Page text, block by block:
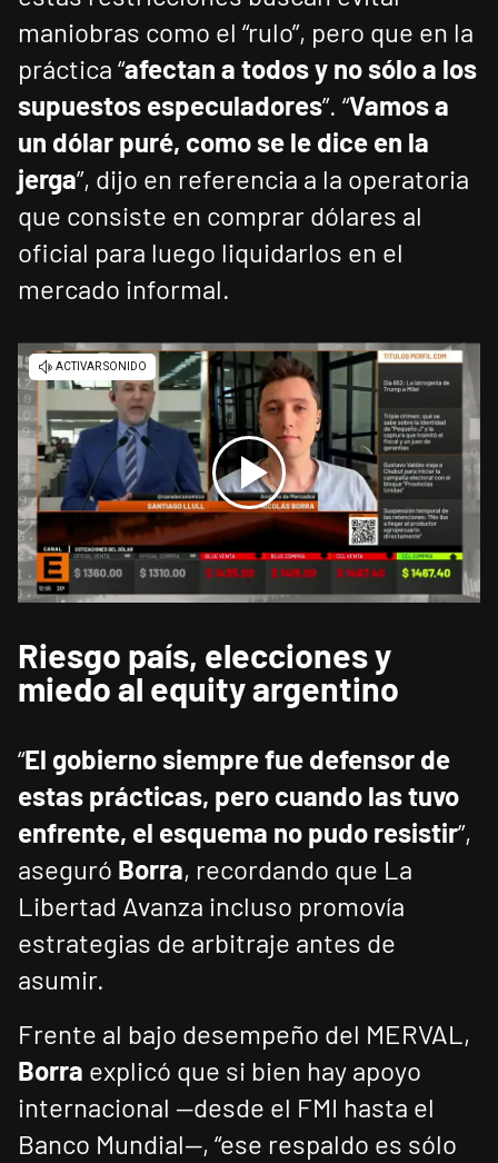
maniobras como el “rulo”, pero que en la
práctica “afectan a todos y no sólo a los
supuestos especuladores”. “Vamos a
un dólar puré, como se le dice en la
jerga”, dijo en referencia a la operatoria
que consiste en comprar dólares al
oficial para luego liquidarlos en el
mercado informal.
Riesgo país, elecciones y
miedo al equity argentino
“El gobierno siempre fue defensor de
estas prácticas, pero cuando las tuvo
enfrente, el esquema no pudo resistir”,
aseguró Borra, recordando que La
Libertad Avanza incluso promovía
estrategias de arbitraje antes de
asumir.
Frente al bajo desempeño del MERVAL,
Borra explicó que si bien hay apoyo
internacional —desde el FMI hasta el
Banco Mundial—, “ese respaldo es sólo